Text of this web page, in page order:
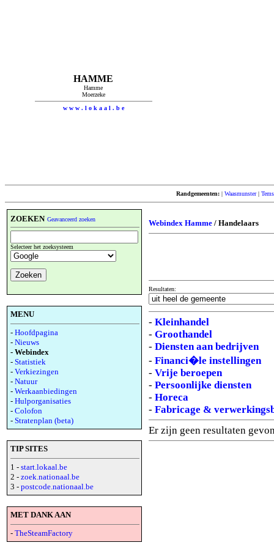
HAMME
Hamme
Moerzeke
w w w . l o k a a l . b e
Randgemeenten: | Waasmunster|
ZOEKEN Geavanceerd zoeken
Selecteer het zoeksysteem
MENU
- Hoofdpagina
- Nieuws
- Webindex
- Statistiek
- Verkiezingen
- Natuur
- Werkaanbiedingen
- Hulporganisaties
- Colofon
- Stratenplan (beta)
TIP SITES
1 - start.lokaal.be
2 - zoek.nationaal.be
3 - postcode.nationaal.be
MET DANK AAN
- TheSteamFactory
Webindex Hamme / Handelaars
Resultaten:
- Kleinhandel
- Groothandel
- Diensten aan bedrijven
- Financi�le instellingen
- Vrije beroepen
- Persoonlijke diensten
- Horeca
- Fabricage &
Er zijn geen resultaten